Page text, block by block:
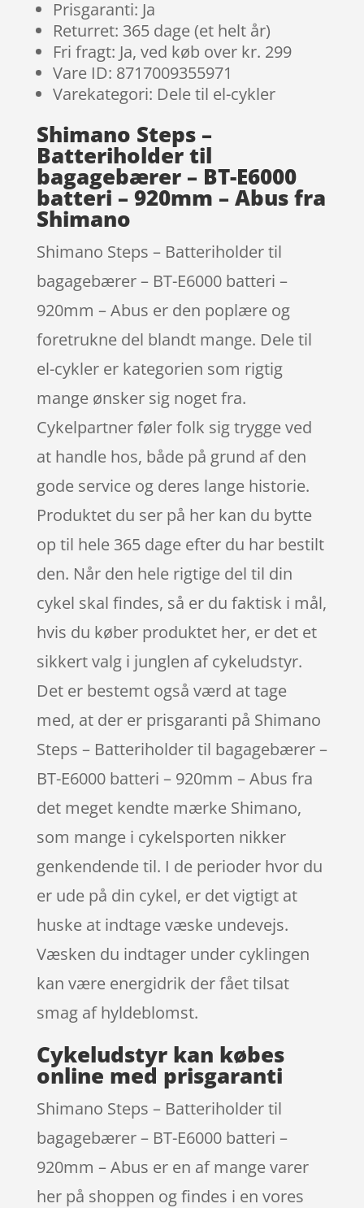
Prisgaranti: Ja
Returret: 365 dage (et helt år)
Fri fragt: Ja, ved køb over kr. 299
Vare ID: 8717009355971
Varekategori: Dele til el-cykler
Shimano Steps –
Batteriholder til
bagagebærer – BT-E6000
batteri – 920mm – Abus fra
Shimano
Shimano Steps – Batteriholder til
bagagebærer – BT-E6000 batteri –
920mm – Abus er den poplære og
foretrukne del blandt mange. Dele til
el-cykler er kategorien som rigtig
mange ønsker sig noget fra.
Cykelpartner føler folk sig trygge ved
at handle hos, både på grund af den
gode service og deres lange historie.
Produktet du ser på her kan du bytte
op til hele 365 dage efter du har bestilt
den. Når den hele rigtige del til din
cykel skal findes, så er du faktisk i mål,
hvis du køber produktet her, er det et
sikkert valg i junglen af cykeludstyr.
Det er bestemt også værd at tage
med, at der er prisgaranti på Shimano
Steps – Batteriholder til bagagebærer –
BT-E6000 batteri – 920mm – Abus fra
det meget kendte mærke Shimano,
som mange i cykelsporten nikker
genkendende til. I de perioder hvor du
er ude på din cykel, er det vigtigt at
huske at indtage væske undevejs.
Væsken du indtager under cyklingen
kan være energidrik der fået tilsat
smag af hyldeblomst.
Cykeludstyr kan købes
online med prisgaranti
Shimano Steps – Batteriholder til
bagagebærer – BT-E6000 batteri –
920mm – Abus er en af mange varer
her på shoppen og findes i en vores